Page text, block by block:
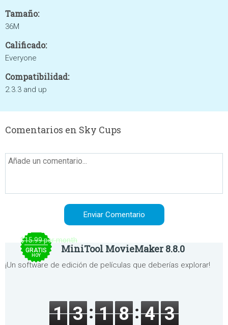
Tamaño:
36M
Calificado:
Everyone
Compatibilidad:
2.3.3 and up
Comentarios en Sky Cups
$15.99 per month
GRATIS
HOY
MiniTool MovieMaker 8.8.0
¡Un software de edición de películas que deberías explorar!
1 3 1 8 4 3